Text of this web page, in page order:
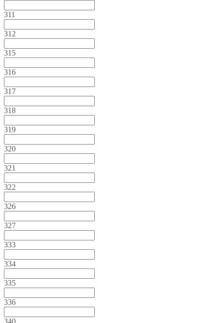
311
312
315
316
317
318
319
320
321
322
326
327
333
334
335
336
340